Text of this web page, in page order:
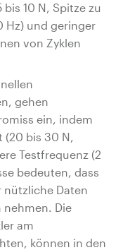
10 N, Spitze zu
Hz) und geringer
von Zyklen
gehen
ein, indem
(20 bis 30 N,
Testfrequenz (2
bedeuten, dass
nützliche Daten
Die
am
können in den